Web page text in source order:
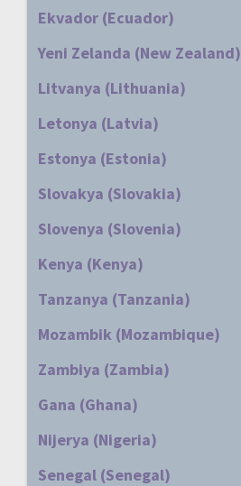
Ekvador (Ecuador)
Yeni Zelanda (New Zealand)
Litvanya (Lithuania)
Letonya (Latvia)
Estonya (Estonia)
Slovakya (Slovakia)
Slovenya (Slovenia)
Kenya (Kenya)
Tanzanya (Tanzania)
Mozambik (Mozambique)
Zambiya (Zambia)
Gana (Ghana)
Nijerya (Nigeria)
Senegal (Senegal)